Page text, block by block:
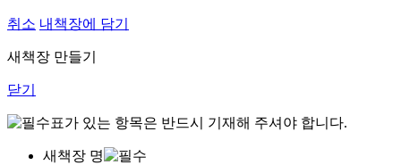
취소 내책장에 담기
새책장 만들기
닫기
표가 있는 항목은 반드시 기재해 주셔야 합니다.
새책장 명